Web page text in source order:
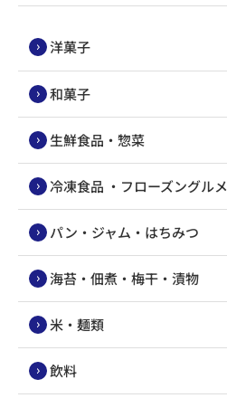
洋菓子
和菓子
生鮮食品・惣菜
冷凍食品 ・フローズングルメ
パン・ジャム・はちみつ
海苔・佃煮・梅干・漬物
米・麺類
飲料